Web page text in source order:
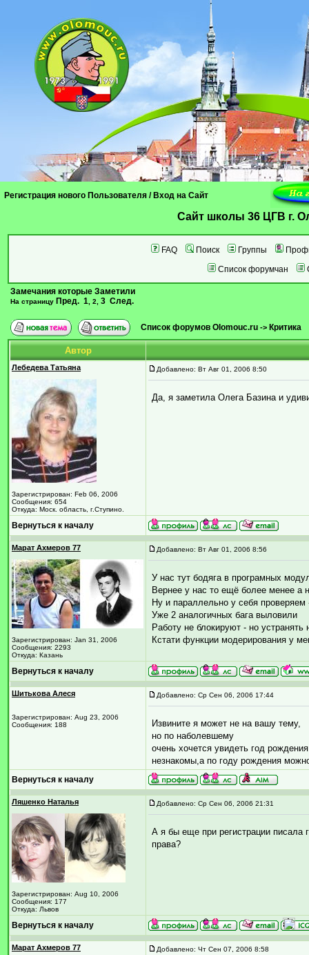
Регистрация нового Пользователя / Вход на Сайт
Cайт школы 36 ЦГВ г.
FAQ Поиск Группы
Список форумчан
Замечания которые Заметили
На страницу Пред. 1 2 3 След.
Список форумов Olomouc.ru -> Критика
Автор
Лебедева Татьяна
Зарегистрирован: Feb 06, 2006
Сообщения: 654
Откуда: Моск. область, г.Ступино.
Добавлено: Вт Авг 01, 2006 8:50
Да, я заметила Олега Базина и
Вернуться к началу
Марат Ахмеров 77
Зарегистрирован: Jan 31, 2006
Сообщения: 2293
Откуда: Казань
Добавлено: Вт Авг 01, 2006 8:56
У нас тут бодяга в програмных
Вернее у нас то ещё более менее
Ну и параллельно у себя проверяем
Уже 2 аналогичных бага выловили
Работу не блокируют - но устранять
Кстати функции модерирования у
Вернуться к началу
Шитькова Алеся
Зарегистрирован: Aug 23, 2006
Сообщения: 188
Добавлено: Ср Сен 06, 2006 17:44
Извините я может не на вашу тему,
но по наболевшему
очень хочется увидеть год
незнакомы,а по году рождения
Вернуться к началу
Ляшенко Наталья
Зарегистрирован: Aug 10, 2006
Сообщения: 177
Откуда: Львов
Добавлено: Ср Сен 06, 2006 21:31
А я бы еще при регистрации писала
права?
Вернуться к началу
Марат Ахмеров 77 Добавлено: Чт Сен 07, 2006 8:58